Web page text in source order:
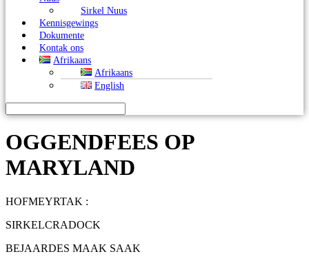
Sirkel Nuus
Kennisgewings
Dokumente
Kontak ons
Afrikaans
Afrikaans
English
OGGENDFEES OP
MARYLAND
HOFMEYRTAK :
SIRKELCRADOCK
BEJAARDES MAAK SAAK